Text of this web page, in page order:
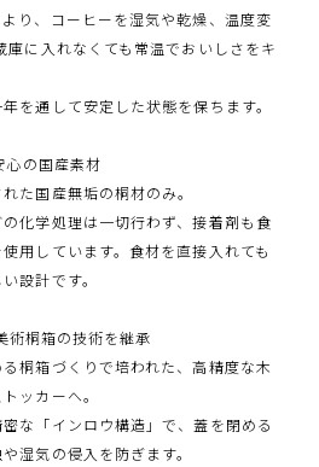
り、コーヒーを湿気や乾燥、温度変
に入れなくても常温でおいしさをキ
を通して安定した状態を保ちます。
心の国産素材
た国産無垢の桐材のみ。
化学処理は一切行わず、接着剤も食
用しています。食材を直接入れても
設計です。
術桐箱の技術を継承
桐箱づくりで培われた、高精度な木
ッカーへ。
な「インロウ構造」で、蓋を閉める
湿気の侵入を防ぎます。